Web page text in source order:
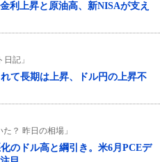
利上昇と原油高、新NISAが支え
記」
て長期は上昇、ドル円の上昇不
？ 昨日の相場」
のドル高と綱引き。米6月PCEデ